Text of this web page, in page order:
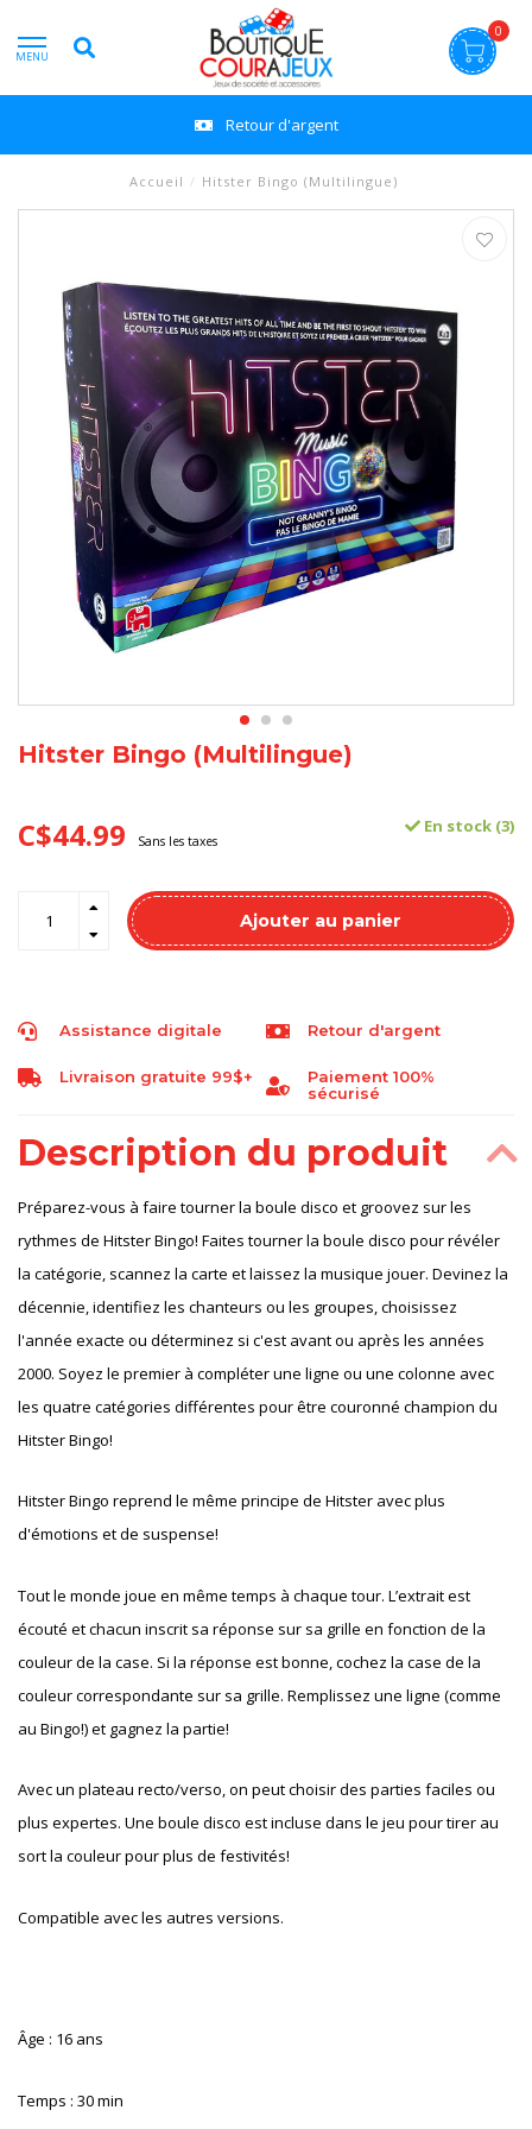
MENU
0
Retour d'argent
Accueil / Hitster Bingo (Multilingue)
Hitster Bingo (Multilingue)
C$44.99 Sans les taxes
En stock (3)
Ajouter au panier
Assistance digitale Retour d'argent
Livraison gratuite 99$+
Paiement 100%
sécurisé
Description du produit
Préparez-vous à faire tourner la boule disco et groovez sur les
rythmes de Hitster Bingo! Faites tourner la boule disco pour révéler
la catégorie, scannez la carte et laissez la musique jouer. Devinez la
décennie, identifiez les chanteurs ou les groupes, choisissez
l'année exacte ou déterminez si c'est avant ou après les années
2000. Soyez le premier à compléter une ligne ou une colonne avec
les quatre catégories différentes pour être couronné champion du
Hitster Bingo!
Hitster Bingo reprend le même principe de Hitster avec plus
d'émotions et de suspense!
Tout le monde joue en même temps à chaque tour. L’extrait est
écouté et chacun inscrit sa réponse sur sa grille en fonction de la
couleur de la case. Si la réponse est bonne, cochez la case de la
couleur correspondante sur sa grille. Remplissez une ligne (comme
au Bingo!) et gagnez la partie!
Avec un plateau recto/verso, on peut choisir des parties faciles ou
plus expertes. Une boule disco est incluse dans le jeu pour tirer au
sort la couleur pour plus de festivités!
Compatible avec les autres versions.
Âge : 16 ans
Temps : 30 min